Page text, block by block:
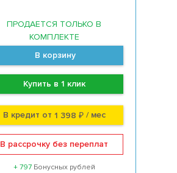
ПРОДАЕТСЯ ТОЛЬКО В
КОМПЛЕКТЕ
В корзину
Купить в 1 клик
В кредит от 1 398 ₽/ мес
В рассрочку без переплат
+ 797Бонусных рублей